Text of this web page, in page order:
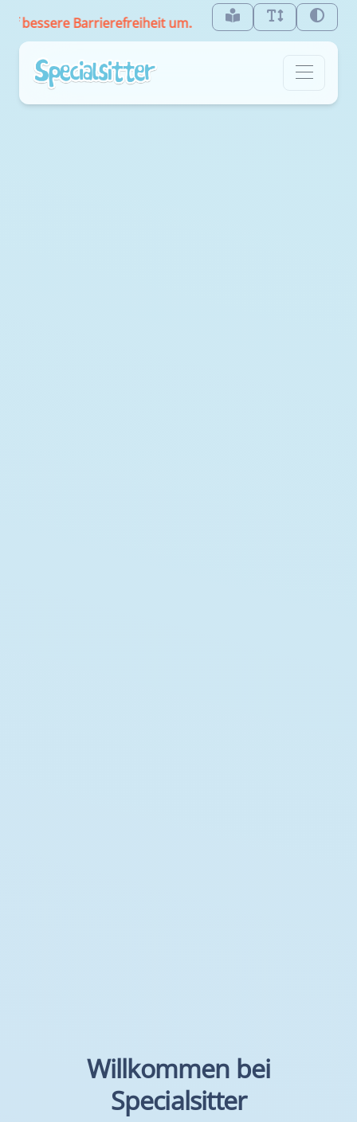
Barrierefreiheit um.
Willkommen bei
Specialsitter